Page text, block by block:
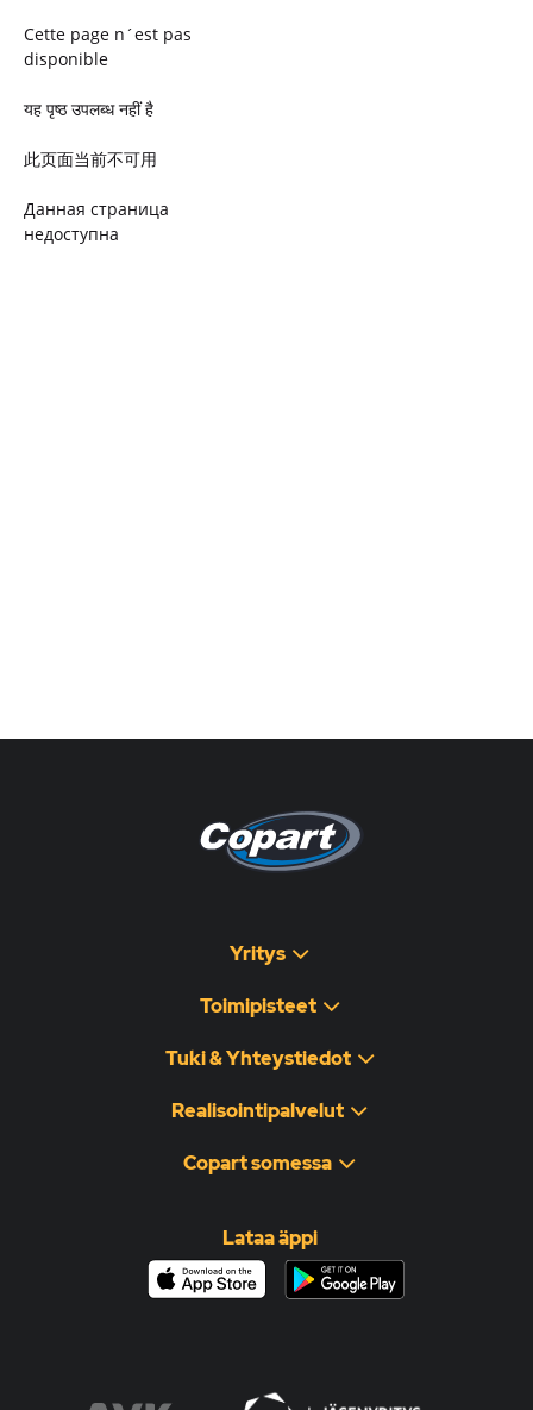
Cette page n´est pas
disponible
यह पृष्ठ उपलब्ध नहीं है
此页面当前不可用
Данная страница
недоступна
Yritys
Toimipisteet
Tuki & Yhteystiedot
Realisointipalvelut
Copart somessa
Lataa äppi